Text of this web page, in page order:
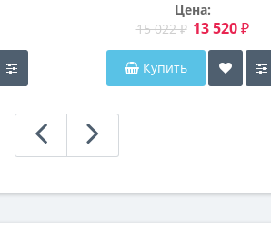
Цена:
15 022 ₽ 13 520 ₽
Купить